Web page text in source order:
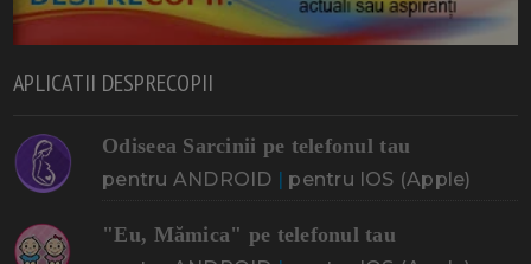
APLICATII DESPRECOPII
Odiseea Sarcinii pe telefonul tau
pentru ANDROID | pentru IOS (Apple)
"Eu, Mămica" pe telefonul tau